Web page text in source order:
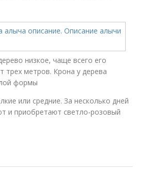
низкое, чаще всего его
трех метров. Крона у дерева
формы
или средние. За несколько дней
и приобретают светло-розовый